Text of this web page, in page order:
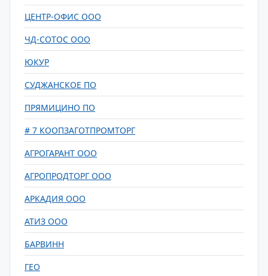
ЦЕНТР-ОФИС ООО
ЧД-СОТОС ООО
ЮКУР
СУДЖАНСКОЕ ПО
ПРЯМИЦИНО ПО
# 7 КООПЗАГОТПРОМТОРГ
АГРОГАРАНТ ООО
АГРОПРОДТОРГ ООО
АРКАДИЯ ООО
АТИЗ ООО
БАРВИНН
ГЕО